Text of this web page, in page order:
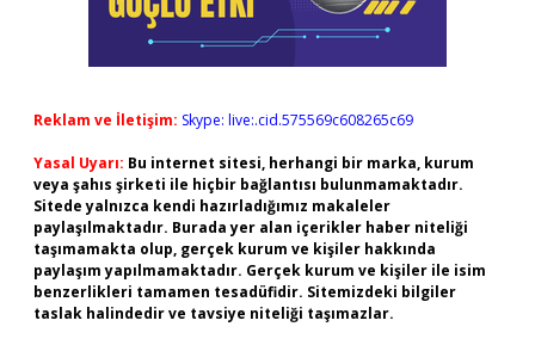
Reklam ve İletişim: Skype: live:.cid.575569c608265c69
Yasal Uyarı: Bu internet sitesi, herhangi bir marka, kurum
veya şahıs şirketi ile hiçbir bağlantısı bulunmamaktadır.
Sitede yalnızca kendi hazırladığımız makaleler
paylaşılmaktadır. Burada yer alan içerikler haber niteliği
taşımamakta olup, gerçek kurum ve kişiler hakkında
paylaşım yapılmamaktadır. Gerçek kurum ve kişiler ile isim
benzerlikleri tamamen tesadüfidir. Sitemizdeki bilgiler
taslak halindedir ve tavsiye niteliği taşımazlar.